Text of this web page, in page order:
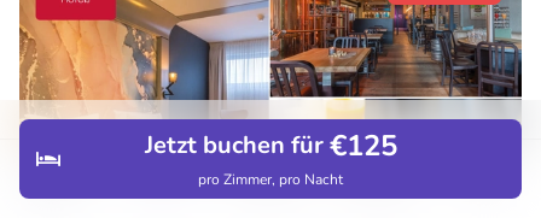
Entdecken Restaurants Buchungen
Jetzt buchen für€125
pro Zimmer, pro Nacht